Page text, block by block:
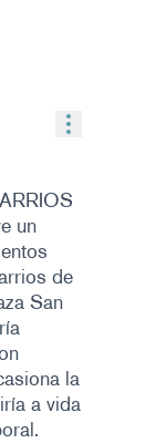
un
de
San
la
a vida